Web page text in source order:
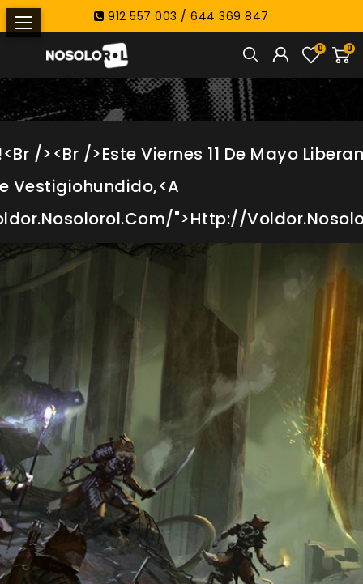
912 557 003 / 644 369 847
0
0
/><br />Este Viernes 11 De Mayo
Vestigiohundido,<a
">http://